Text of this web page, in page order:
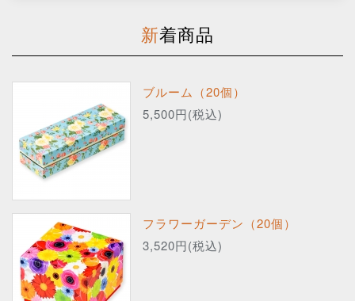
新着商品
ブルーム（20個）
5,500円(税込)
フラワーガーデン（20個）
3,520円(税込)